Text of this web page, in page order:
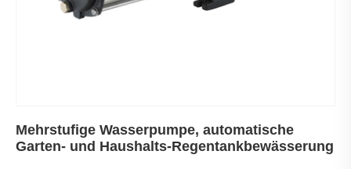
Mehrstufige Wasserpumpe, automatische
Garten- und Haushalts-Regentankbewässerung